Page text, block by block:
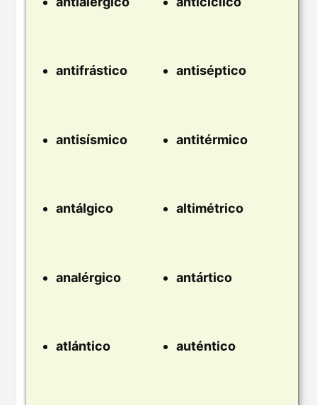
antifrástico antiséptico
antisísmico antitérmico
antálgico altimétrico
analérgico antártico
atlántico auténtico